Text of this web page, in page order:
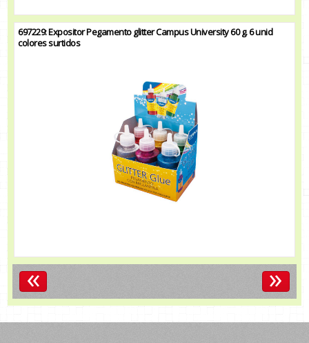
697229: Expositor Pegamento glitter Campus University 60 g. 6 unid
colores surtidos
« »